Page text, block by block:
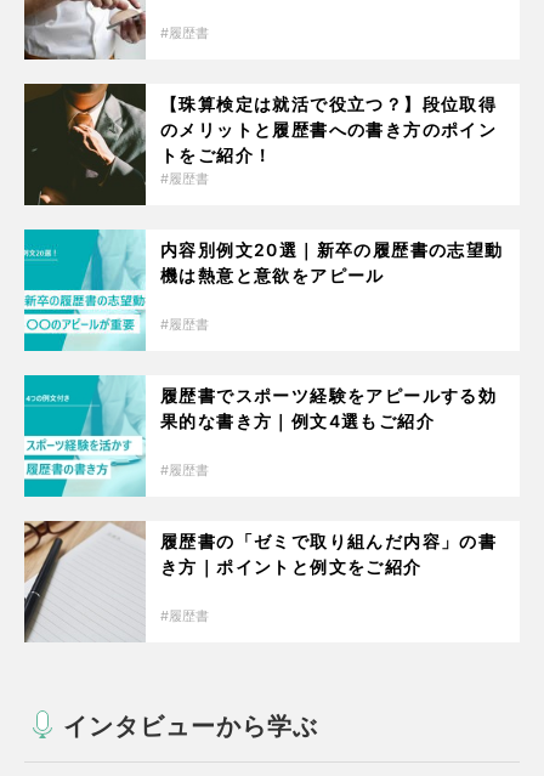
履歴書
【珠算検定は就活で役立つ？】段位取得
のメリットと履歴書への書き方のポイン
トをご紹介！
履歴書
内容別例文20選｜新卒の履歴書の志望動
機は熱意と意欲をアピール
履歴書
履歴書でスポーツ経験をアピールする効
果的な書き方｜例文4選もご紹介
履歴書
履歴書の「ゼミで取り組んだ内容」の書
き方｜ポイントと例文をご紹介
履歴書
インタビューから学ぶ